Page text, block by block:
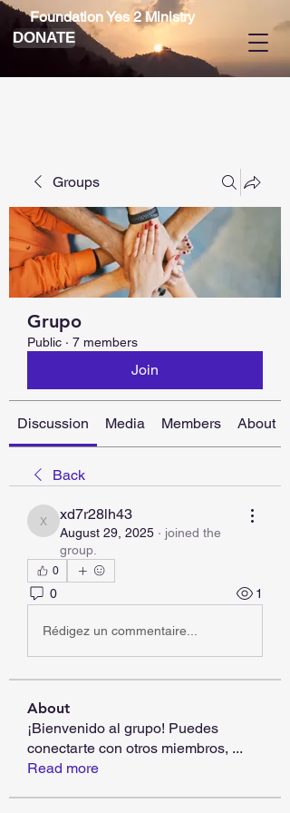
Foundation Yes 2 Ministry
DONATE
Groups
Grupo
Public · 7 members
Join
Discussion Media Members About
Back
xd7r28lh43
xd7r28lh43
August 29, 2025 · joined the
group.
0
0 1
Rédigez un commentaire...
About
¡Bienvenido al grupo! Puedes
conectarte con otros miembros, ...
Read more